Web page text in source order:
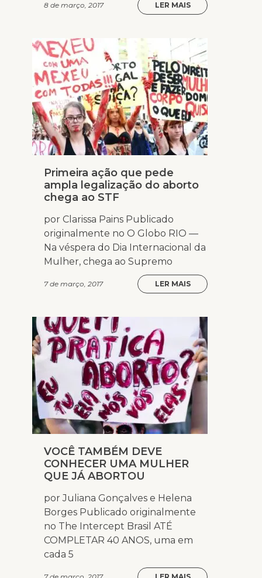
8 de março, 2017 LER MAIS
Primeira ação que pede
ampla legalização do aborto
chega ao STF
por Clarissa Pains Publicado
originalmente no O Globo RIO —
Na véspera do Dia Internacional da
Mulher, chega ao Supremo
7 de março, 2017 LER MAIS
VOCÊ TAMBÉM DEVE
CONHECER UMA MULHER
QUE JÁ ABORTOU
por Juliana Gonçalves e Helena
Borges Publicado originalmente
no The Intercept Brasil ATÉ
COMPLETAR 40 ANOS, uma em
cada 5